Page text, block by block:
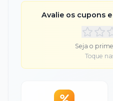
Avalie os cupons
Seja o
Toque